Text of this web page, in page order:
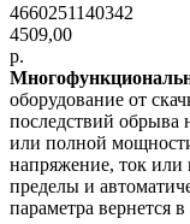
4660251140342
4509,00
р.
оборудование от
последствий обрыва
или полной
напряжение, ток или
пределы и
параметра вернется